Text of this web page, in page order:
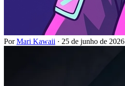
PorMari Kawaii · 25 de junho de 2026